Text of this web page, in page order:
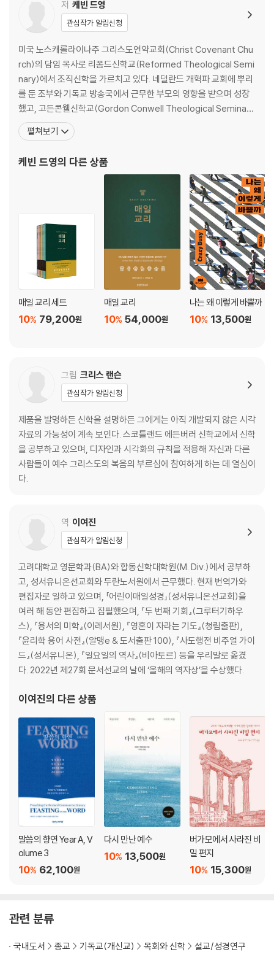
전략을 세워 섬기다(행 6:1-7)
천사들이 죽음을 각오할 때(행 6:8-15)
하나님의 역사, 인간의 반역(행 7:1-53)
끔찍한 죽음 그리고 하늘의 영접(행 7:54-60)
박해가 기쁨을 낳다(행 8:1-8)
돈으로 살 수 없는 것(행 8:9-25)
예수님에 대한 기쁜 소식(행 8:26-40)
사울이 빛을 보다(행 9:1-19)
증오를 떨치던 사람에서 증오를 받는 사람으로(행 9:20-43)
복음이 이방 사람에게 전파되다(행 10:1-48)
주님의 손이 그들과 함께하셨다(행 11:19-30)
은혜의 복음(행 13:13-52)
사람들이 갈라서다(행 14:1-7)
똑같은 본성 더 나은 소식(행 14:8-18)
선교라는 세발의자(행 14:19-28)
교회가 논쟁에 휩싸이다(행 15:1-21)
논란 해결?(행 15:19-35)
다툼에 휘말린 기독교인들(행 15:36-41)
기쁜 소식에 마음이 열리다(행 16:1-15)
그 책의 사람들(행 17:10-15)
타협과 대립(행 17:16-34)
신실한 사역에 필요한 최고 연료(행 18:1-11)
더 정확한 길(행 18:12-28)
담대한 강론(행 19:1-10)
그런데 너희는 누구냐?(행 19:11-20)
복음 소동(행 19:21-41)
말씀에 깊이 빠져서(행 20:1-16)
체포, 폭동, 변호(행 21:17-22:21)
증언할 용기(행 22:22-23:11)
재판을 받기에 타당한 근거(행 23:12-24:21)
믿음은 근거가 있다(행 24:22-27)
죽을 때 노력할 때(행 25:1-27)
하나님이 죽은 사람들을 살리신다는 것을(행 26:1-11)
온전한 정신과 구원(행 26:12-32)
우리가 들은 말씀 그대로(행 27:1-44)
듣고서, 깨닫는가?(행 28:1-28)
아무 방해 없이 아주 담대하게(행 28:30-31)
저 케빈 드영
관심작가 알림신청
미국 노스캐롤라이나주 그리스도언약교회(Christ Covenant Chu
rch)의 담임 목사로 리폼드신학교(Reformed Theological Semi
nary)에서 조직신학을 가르치고 있다. 네덜란드 개혁파 교회에 뿌리
를 둔 조부와 기독교 방송국에서 근무한 부모의 영향을 받으며 성장
했고, 고든콘웰신학교(Gordon Conwell Theological Seminar
y)와 레스터대학(University of Leicester)을 졸업한 뒤 아이오와
주, 미시간주 등지에서 여러 교회를 섬겼다. 미국 전역의 교회, 콘퍼
펼쳐보기
케빈 드영의 다른 상품
매일 교리 세트
79,200원
10%
매일 교리
54,000원
10%
나는 왜 이렇게 바쁠까
13,500원
10%
그림 크리스 랜슨
관심작가 알림신청
제품을 발명하든 신학을 설명하든 그에게는 아직 개발되지 않은 시각
자료의 가능성이 계속 보인다. 스코틀랜드 에든버러 신학교에서 신학
을 공부하고 있으며, 디자인과 시각화의 규칙을 적용해 자신과 다른
사람들이 예수 그리스도의 복음의 부르심에 참여하게 하는 데 열심이
다.
역 이여진
관심작가 알림신청
고려대학교 영문학과(BA)와 합동신학대학원(M. Div.)에서 공부하
고, 성서유니온선교회와 두란노서원에서 근무했다. 현재 번역가와
편집자로 일하고 있으며, 「어린이매일성경」(성서유니온선교회)을
여러 해 동안 편집하고 집필했으며, 『두 번째 기회』(그루터기하우
스), 『용서의 미학』(이레서원), 『영혼이 자라는 기도』(청림출판),
『윤리학 용어 사전』(알맹e & 도서출판 100), 『사도행전 비주얼 가이
드』(성서유니온), 『일요일의 역사』(비아토르) 등을 우리말로 옮겼
다. 2022년 제27회 문서선교의 날에 ‘올해의 역자상’을 수상했다.
이여진의 다른 상품
말씀의 향연 Year A, V
olume 3
62,100원
10%
다시 만난 예수
13,500원
10%
버가모에서 사라진 비
밀 편지
15,300원
10%
관련 분류
국내도서 종교 기독교(개신교) 목회와 신학 설교/성경연구